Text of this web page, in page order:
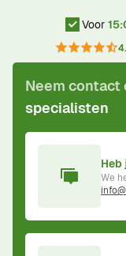
Voor
Neem contact
specialisten
Heb
We